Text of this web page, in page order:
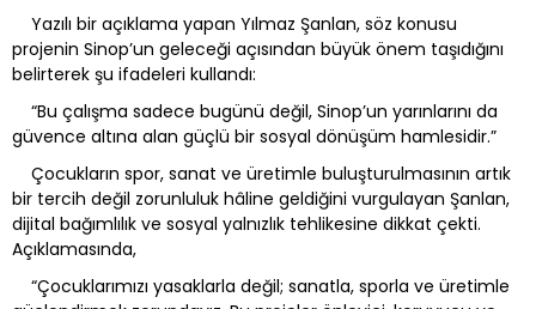
Yazılı bir açıklama yapan Yılmaz Şanlan, söz konusu
projenin Sinop’un geleceği açısından büyük önem taşıdığını
belirterek şu ifadeleri kullandı:
“Bu çalışma sadece bugünü değil, Sinop’un yarınlarını da
güvence altına alan güçlü bir sosyal dönüşüm hamlesidir.”
Çocukların spor, sanat ve üretimle buluşturulmasının artık
bir tercih değil zorunluluk hâline geldiğini vurgulayan Şanlan,
dijital bağımlılık ve sosyal yalnızlık tehlikesine dikkat çekti.
Açıklamasında,
“Çocuklarımızı yasaklarla değil; sanatla, sporla ve üretimle